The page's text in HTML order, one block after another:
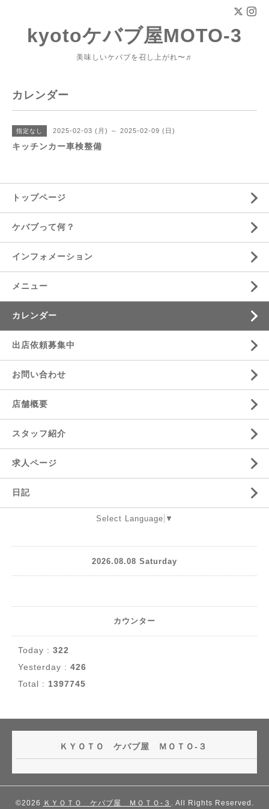
kyotoケバブ屋MOTO-3
美味しいケバブを召し上がれ〜♬
カレンダー
指定なし 2025-02-03 (月) ～ 2025-02-09 (日)
キッチンカー車検整備
トップページ
ケバブって何？
インフォメーション
メニュー
カレンダー
出店依頼募集中
お問い合わせ
店舗概要
スタッフ紹介
求人ページ
日記
Select Language ▼
2026.08.08 Saturday
カウンター
Today : 322
Yesterday : 426
Total : 1397745
ＫＹＯＴＯ ケバブ屋 ＭＯＴＯ-３
©2026 ＫＹＯＴＯ ケバブ屋 ＭＯＴＯ-３ . All Rights Reserved.